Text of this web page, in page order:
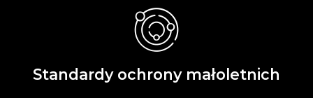
Standardy ochrony małoletnich